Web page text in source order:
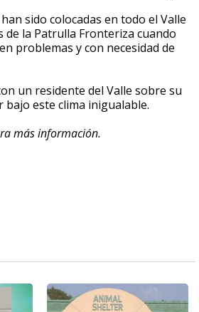
sido colocadas en todo el Valle
de la Patrulla Fronteriza cuando
problemas y con necesidad de
un residente del Valle sobre su
este clima inigualable.
más información.